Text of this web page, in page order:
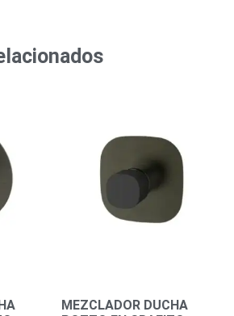
MEZCLADOR DUCHA